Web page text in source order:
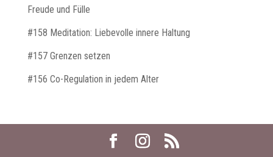
Freude und Fülle
#158 Meditation: Liebevolle innere Haltung
#157 Grenzen setzen
#156 Co-Regulation in jedem Alter